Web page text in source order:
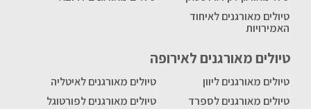
טיולים מאורגנים לאיחוד
האמירויות
טיולים מאורגנים לאירופה
טיולים מאורגנים ליוון
טיולים מאורגנים לאיטליה
טיולים מאורגנים לספרד
טיולים מאורגנים לפורטוגל